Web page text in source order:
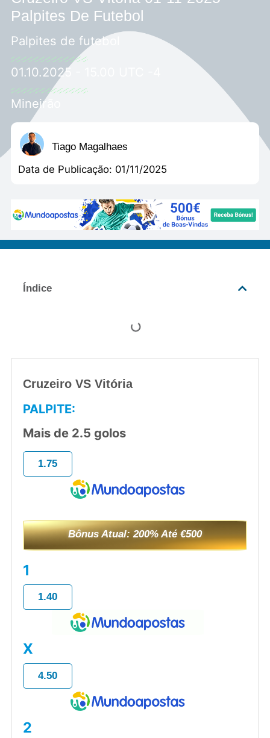
Palpites De Futebol
Palpites de futebol
01.10.2025 - 15.00 UTC -4
Mineirão
Tiago Magalhaes
Data de Publicação: 01/11/2025
Índice
Cruzeiro VS Vitória
PALPITE:
Mais de 2.5 golos
1.75
Bônus Atual: 200% Até €500
1
1.40
X
4.50
2